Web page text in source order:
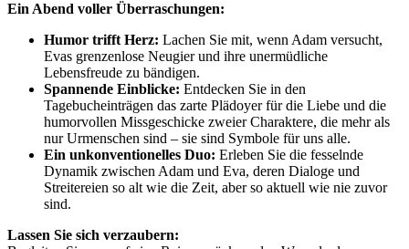
Ein Abend voller Überraschungen:
Humor trifft Herz: Lachen Sie mit, wenn Adam versucht,
Evas grenzenlose Neugier und ihre unermüdliche
Lebensfreude zu bändigen.
Spannende Einblicke: Entdecken Sie in den
Tagebucheinträgen das zarte Plädoyer für die Liebe und die
humorvollen Missgeschicke zweier Charaktere, die mehr als
nur Urmenschen sind – sie sind Symbole für uns alle.
Ein unkonventionelles Duo: Erleben Sie die fesselnde
Dynamik zwischen Adam und Eva, deren Dialoge und
Streitereien so alt wie die Zeit, aber so aktuell wie nie zuvor
sind.
Lassen Sie sich verzaubern: